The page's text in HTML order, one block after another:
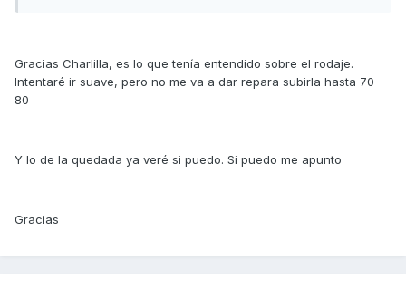
Gracias Charlilla, es lo que tenía entendido sobre el rodaje.
Intentaré ir suave, pero no me va a dar repara subirla hasta 70-
80
Y lo de la quedada ya veré si puedo. Si puedo me apunto
Gracias